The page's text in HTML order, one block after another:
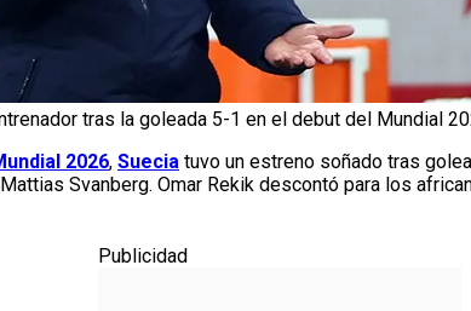
tras la goleada 5-1 en el debut del Mundial
2026, Suecia tuvo un estreno soñado tras
Svanberg. Omar Rekik descontó para los
Publicidad